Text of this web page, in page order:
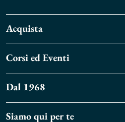
Acquista
Corsi ed Eventi
Dal 1968
Siamo qui per te